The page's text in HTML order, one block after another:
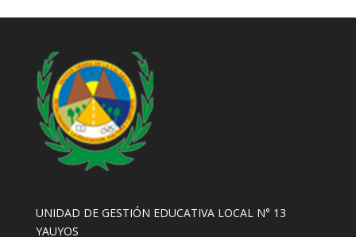
UNIDAD DE GESTIÓN EDUCATIVA LOCAL N° 13
YAUYOS